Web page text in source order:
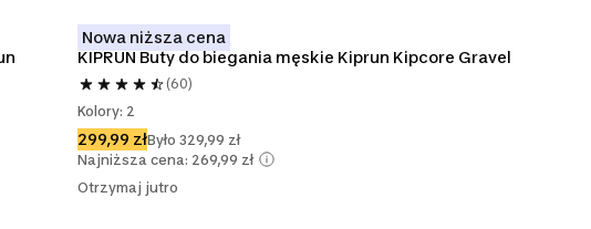
Nowa niższa cena
KIPRUN Buty do biegania męskie Kiprun Kipcore Gravel
(60)
Kolory: 2
299,99 złByło 329,99 zł
Najniższa cena: 269,99 zł
Otrzymaj jutro